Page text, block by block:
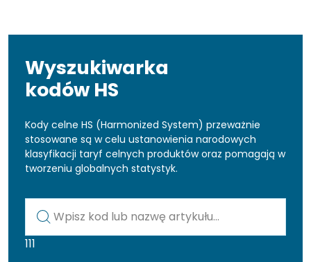
Wyszukiwarka
kodów HS
Kody celne HS (Harmonized System) przeważnie
stosowane są w celu ustanowienia narodowych
klasyfikacji taryf celnych produktów oraz pomagają w
tworzeniu globalnych statystyk.
111